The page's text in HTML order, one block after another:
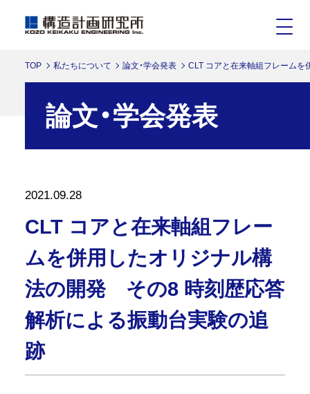
TOP 私たちについて 論文・学会発表 CLT コアと在来軸組フレーム
論文・学会発表
2021.09.28
CLT コアと在来軸組フレー
ムを併用したオリジナル構
法の開発 その8 時刻歴応答
解析による振動台実験の追
跡